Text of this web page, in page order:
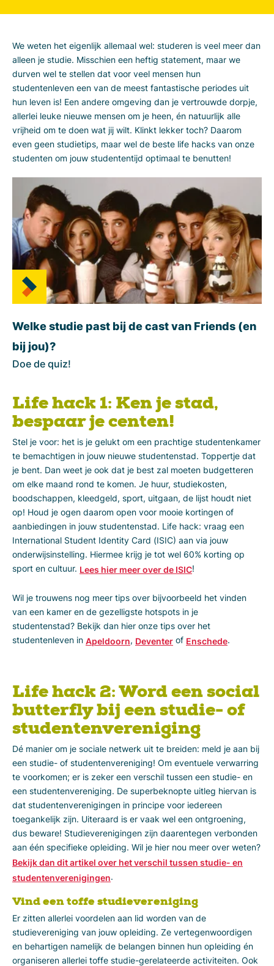
We weten het eigenlijk allemaal wel: studeren is veel meer dan
alleen je studie. Misschien een heftig statement, maar we
durven wel te stellen dat voor veel mensen hun
studentenleven een van de meest fantastische periodes uit
hun leven is! Een andere omgeving dan je vertrouwde dorpje,
allerlei leuke nieuwe mensen om je heen, én natuurlijk alle
vrijheid om te doen wat jij wilt. Klinkt lekker toch? Daarom
even geen studietips, maar wel de beste life hacks van onze
studenten om jouw studententijd optimaal te benutten!
Welke studie past bij de cast van Friends (en
bij jou)?
Doe de quiz!
Life hack 1: Ken je stad,
bespaar je centen!
Stel je voor: het is je gelukt om een prachtige studentenkamer
te bemachtigen in jouw nieuwe studentenstad. Toppertje dat
je bent. Dan weet je ook dat je best zal moeten budgetteren
om elke maand rond te komen. Je huur, studiekosten,
boodschappen, kleedgeld, sport, uitgaan, de lijst houdt niet
op! Houd je ogen daarom open voor mooie kortingen of
aanbiedingen in jouw studentenstad. Life hack: vraag een
International Student Identity Card (ISIC) aan via jouw
onderwijsinstelling. Hiermee krijg je tot wel 60% korting op
sport en cultuur. Lees hier meer over de ISIC!
Wil je trouwens nog meer tips over bijvoorbeeld het vinden
van een kamer en de gezelligste hotspots in je
studentenstad? Bekijk dan hier onze tips over het
studentenleven in Apeldoorn, Deventer of Enschede.
Life hack 2: Word een social
butterfly bij een studie- of
studentenvereniging
Dé manier om je sociale netwerk uit te breiden: meld je aan bij
een studie- of studentenvereniging! Om eventuele verwarring
te voorkomen; er is zeker een verschil tussen een studie- en
een studentenvereniging. De superbeknopte uitleg hiervan is
dat studentenverenigingen in principe voor iedereen
toegankelijk zijn. Uiteraard is er vaak wel een ontgroening,
dus beware! Studieverenigingen zijn daarentegen verbonden
aan één specifieke opleiding. Wil je hier nou meer over weten?
Bekijk dan dit artikel over het verschil tussen studie- en
studentenverenigingen.
Vind een toffe studievereniging
Er zitten allerlei voordelen aan lid worden van de
studievereniging van jouw opleiding. Ze vertegenwoordigen
en behartigen namelijk de belangen binnen hun opleiding én
organiseren allerlei toffe studie-gerelateerde activiteiten. Ook